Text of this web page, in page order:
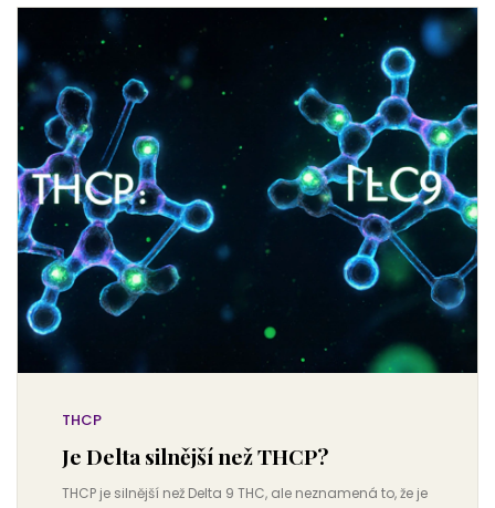
THCP
Je Delta silnější než THCP?
THCP je silnější než Delta 9 THC, ale neznamená to, že je